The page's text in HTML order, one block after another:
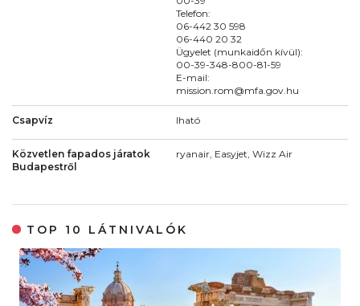
Telefon:
06-442 30 598
06-440 20 32
Ügyelet (munkaidőn kívül):
00-39-348-800-81-59
E-mail:
mission.rom@mfa.gov.hu
Csapvíz Iható
Közvetlen fapados járatok
Budapestről
ryanair, Easyjet, Wizz Air
TOP 10 LÁTNIVALÓK